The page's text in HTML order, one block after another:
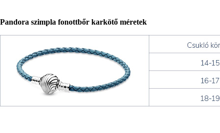
Pandora szimpla fonottbőr karkötő méretek